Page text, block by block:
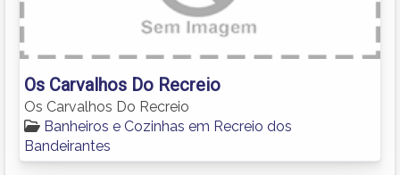
Os Carvalhos Do Recreio
Os Carvalhos Do Recreio
Banheiros e Cozinhas em Recreio dos
Bandeirantes